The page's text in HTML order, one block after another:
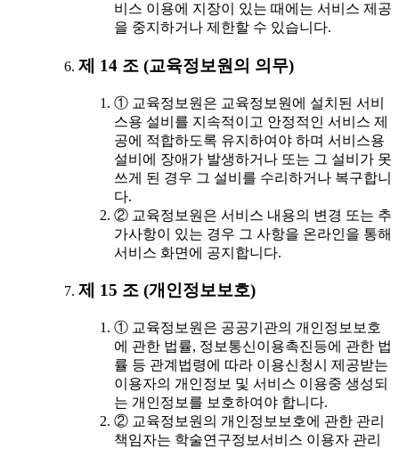
비스 이용에 지장이 있는 때에는 서비스 제공
을 중지하거나 제한할 수 있습니다.
제 14 조 (교육정보원의 의무)
① 교육정보원은 교육정보원에 설치된 서비
스용 설비를 지속적이고 안정적인 서비스 제
공에 적합하도록 유지하여야 하며 서비스용
설비에 장애가 발생하거나 또는 그 설비가 못
쓰게 된 경우 그 설비를 수리하거나 복구합니
다.
② 교육정보원은 서비스 내용의 변경 또는 추
가사항이 있는 경우 그 사항을 온라인을 통해
서비스 화면에 공지합니다.
제 15 조 (개인정보보호)
① 교육정보원은 공공기관의 개인정보보호
에 관한 법률, 정보통신이용촉진등에 관한 법
률 등 관계법령에 따라 이용신청시 제공받는
이용자의 개인정보 및 서비스 이용중 생성되
는 개인정보를 보호하여야 합니다.
② 교육정보원의 개인정보보호에 관한 관리
책임자는 학술연구정보서비스 이용자 관리